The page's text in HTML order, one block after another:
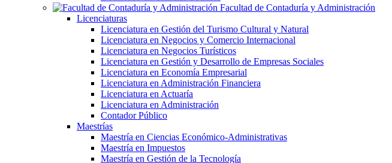
Facultad de Contaduría y Administración
Licenciaturas
Licenciatura en Gestión del Turismo Cultural y Natural
Licenciatura en Negocios y Comercio Internacional
Licenciatura en Negocios Turísticos
Licenciatura en Gestión y Desarrollo de Empresas Sociales
Licenciatura en Economía Empresarial
Licenciatura en Administración Financiera
Licenciatura en Actuaría
Licenciatura en Administración
Contador Público
Maestrías
Maestría en Ciencias Económico-Administrativas
Maestría en Impuestos
Maestría en Gestión de la Tecnología